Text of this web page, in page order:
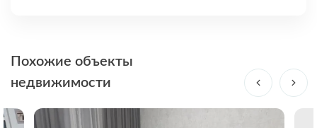
Похожие объекты
недвижимости